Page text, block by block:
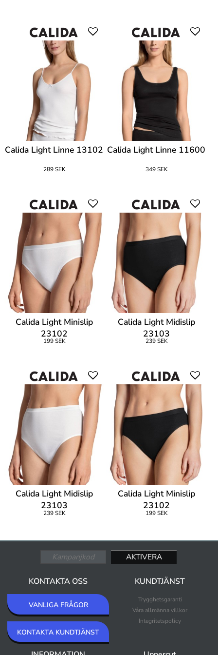
Calida Light Linne 13102
289 SEK
Calida Light Linne 11600
349 SEK
Calida Light Minislip
23102
199 SEK
Calida Light Midislip
23103
239 SEK
Calida Light Midislip
23103
239 SEK
Calida Light Minislip
23102
199 SEK
KONTAKTA OSS
VANLIGA FRÅGOR
KONTAKTA KUNDTJÄNST
KUNDTJÄNST
Trygghetsgaranti
Våra allmänna villkor
Integritetspolicy